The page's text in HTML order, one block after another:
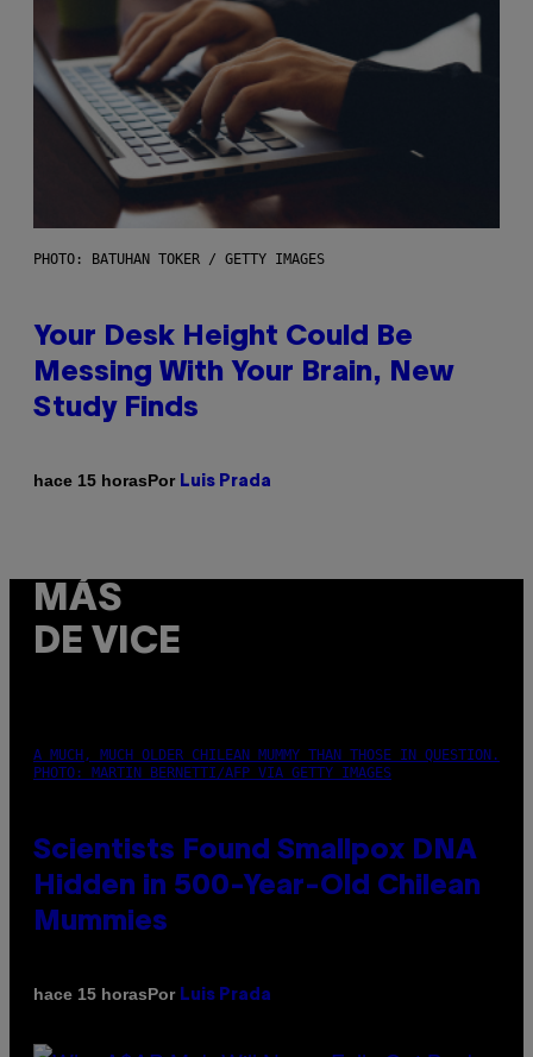
PHOTO: BATUHAN TOKER / GETTY IMAGES
Your Desk Height Could Be
Messing With Your Brain, New
Study Finds
hace 15 horasPor Luis Prada
MÁS
DE VICE
A MUCH, MUCH OLDER CHILEAN MUMMY THAN THOSE IN QUESTION.
PHOTO: MARTIN BERNETTI/AFP VIA GETTY IMAGES
Scientists Found Smallpox DNA
Hidden in 500-Year-Old Chilean
Mummies
hace 15 horasPor Luis Prada